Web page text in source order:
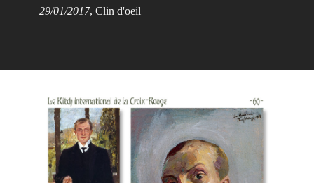
29/01/2017, Clin d'oeil